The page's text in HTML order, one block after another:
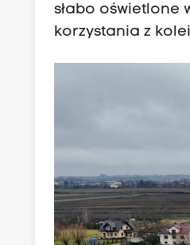
słabo
korzystania z